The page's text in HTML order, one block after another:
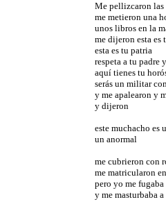
Me pellizcaron las
me metieron una
unos libros en la
me dijeron esta es
esta es tu patria
respeta a tu padre
aquí tienes tu
serás un militar
y me apalearon y
y dijeron
este muchacho es
un anormal
me cubrieron con
me matricularon
pero yo me
y me masturbaba